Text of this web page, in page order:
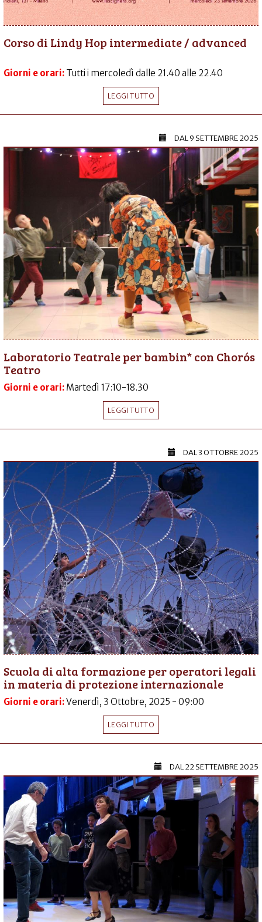
Corso di Lindy Hop intermediate / advanced
Giorni e orari: Tutti i mercoledì dalle 21.40 alle 22.40
LEGGI TUTTO
DAL9 SETTEMBRE 2025
Laboratorio Teatrale per bambin* con Chorós
Teatro
Giorni e orari: Martedì 17:10-18.30
LEGGI TUTTO
DAL3 OTTOBRE 2025
Scuola di alta formazione per operatori legali
in materia di protezione internazionale
Giorni e orari:Venerdì, 3 Ottobre, 2025 - 09:00
LEGGI TUTTO
DAL22 SETTEMBRE 2025